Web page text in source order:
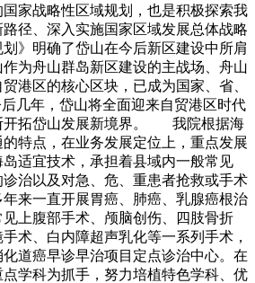
家战略性区域规划，也是积极探索我
径、深入实施国家区域发展总体战略
》明确了岱山在今后新区建设中所肩
为舟山群岛新区建设的主战场、舟山
港区的核心区块，已成为国家、省、
几年，岱山将全面迎来自贸港区时代
开拓岱山发展新境界。 我院根据海
特点，在业务发展定位上，重点发展
适宜技术，承担着县域内一般常见
治以及对急、危、重患者抢救或手术
来一直开展胃癌、肺癌、乳腺癌根治
上腹部手术、颅脑创伤、四肢骨折
术、白内障超声乳化等一系列手术，
化道癌早诊早治项目定点诊治中心。在
学科为抓手，努力培植特色学科、优